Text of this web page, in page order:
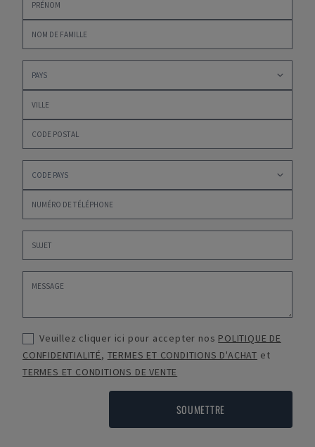
Veuillez cliquer ici pour accepter nos POLITIQUE DE
CONFIDENTIALITÉ, TERMES ET CONDITIONS D'ACHAT et
TERMES ET CONDITIONS DE VENTE
SOUMETTRE